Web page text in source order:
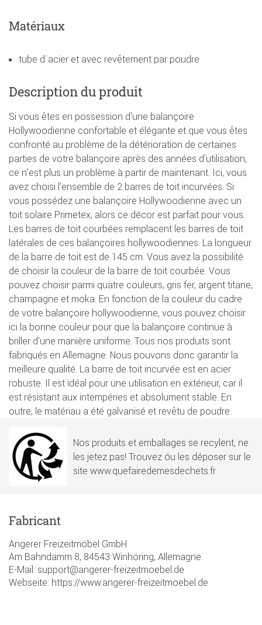
Matériaux
tube d´acier et avec revêtement par poudre
Description du produit
Si vous êtes en possession d'une balançoire
Hollywoodienne confortable et élégante et que vous êtes
confronté au problème de la détérioration de certaines
parties de votre balançoire après des années d'utilisation,
ce n'est plus un problème à partir de maintenant. Ici, vous
avez choisi l'ensemble de 2 barres de toit incurvées. Si
vous possédez une balançoire Hollywoodienne avec un
toit solaire Primetex, alors ce décor est parfait pour vous.
Les barres de toit courbées remplacent les barres de toit
latérales de ces balançoires hollywoodiennes. La longueur
de la barre de toit est de 145 cm. Vous avez la possibilité
de choisir la couleur de la barre de toit courbée. Vous
pouvez choisir parmi quatre couleurs, gris fer, argent titane,
champagne et moka. En fonction de la couleur du cadre
de votre balançoire hollywoodienne, vous pouvez choisir
ici la bonne couleur pour que la balançoire continue à
briller d'une manière uniforme. Tous nos produits sont
fabriqués en Allemagne. Nous pouvons donc garantir la
meilleure qualité. La barre de toit incurvée est en acier
robuste. Il est idéal pour une utilisation en extérieur, car il
est résistant aux intempéries et absolument stable. En
outre, le matériau a été galvanisé et revêtu de poudre.
Nos produits et emballages se recylent, ne
les jetez pas! Trouvez óu les déposer sur le
site www.quefairedemesdechets.fr
Fabricant
Angerer Freizeitmöbel GmbH
Am Bahndamm 8, 84543 Winhöring, Allemagne
E-Mail: support@angerer-freizeitmoebel.de
Webseite: https://www.angerer-freizeitmoebel.de